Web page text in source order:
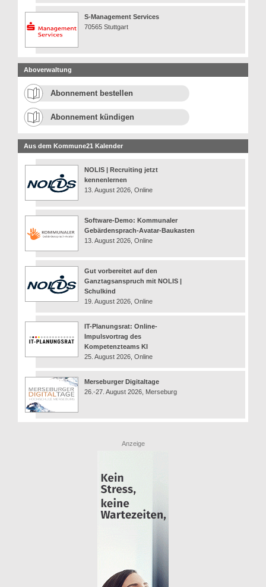
S-Management Services
70565 Stuttgart
Aboverwaltung
Abonnement bestellen
Abonnement kündigen
Aus dem Kommune21 Kalender
NOLIS | Recruiting jetzt
kennenlernen
13. August 2026, Online
Software-Demo: Kommunaler
Gebärdensprach-Avatar-Baukasten
13. August 2026, Online
Gut vorbereitet auf den
Ganztagsanspruch mit NOLIS |
Schulkind
19. August 2026, Online
IT-Planungsrat: Online-
Impulsvortrag des
Kompetenzteams KI
25. August 2026, Online
Merseburger Digitaltage
26.-27. August 2026, Merseburg
Anzeige